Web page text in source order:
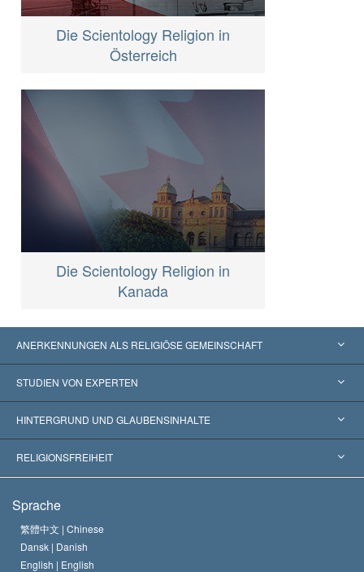
Die Scientology Religion in
Österreich
Die Scientology Religion in
Kanada
ANERKENNUNGEN ALS RELIGIÖSE GEMEINSCHAFT
Vereinigte Staaten von Amerika
Weltweite Anerkennungen
Wegweisende Entscheidungen
STUDIEN VON EXPERTEN
Gutachten nach Kategorie
Die weltweit führenden Experten
HINTERGRUND UND GLAUBENSINHALTE
L. Ron Hubbard
Das Glaubensbekenntnis der Scientology Kirche
Der Kodex eines Scientologen
RELIGIONSFREIHEIT
Internationale Menschenrechtsnormen
Eine öffentliche Erklärung über Religion
Sprache
繁體中文 | Chinese
Dansk | Danish
English | English